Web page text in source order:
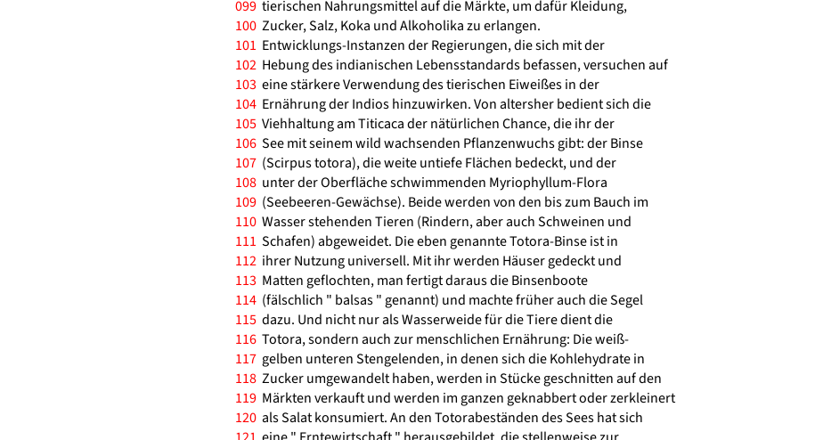
099 tierischen Nahrungsmittel auf die Märkte, um dafür Kleidung,
100 Zucker, Salz, Koka und Alkoholika zu erlangen.
101 Entwicklungs-Instanzen der Regierungen, die sich mit der
102 Hebung des indianischen Lebensstandards befassen, versuchen auf
103 eine stärkere Verwendung des tierischen Eiweißes in der
104 Ernährung der Indios hinzuwirken. Von altersher bedient sich die
105 Viehhaltung am Titicaca der nätürlichen Chance, die ihr der
106 See mit seinem wild wachsenden Pflanzenwuchs gibt: der Binse
107 (Scirpus totora), die weite untiefe Flächen bedeckt, und der
108 unter der Oberfläche schwimmenden Myriophyllum-Flora
109 (Seebeeren-Gewächse). Beide werden von den bis zum Bauch im
110 Wasser stehenden Tieren (Rindern, aber auch Schweinen und
111 Schafen) abgeweidet. Die eben genannte Totora-Binse ist in
112 ihrer Nutzung universell. Mit ihr werden Häuser gedeckt und
113 Matten geflochten, man fertigt daraus die Binsenboote
114 (fälschlich " balsas " genannt) und machte früher auch die Segel
115 dazu. Und nicht nur als Wasserweide für die Tiere dient die
116 Totora, sondern auch zur menschlichen Ernährung: Die weiß-
117 gelben unteren Stengelenden, in denen sich die Kohlehydrate in
118 Zucker umgewandelt haben, werden in Stücke geschnitten auf den
119 Märkten verkauft und werden im ganzen geknabbert oder zerkleinert
120 als Salat konsumiert. An den Totorabeständen des Sees hat sich